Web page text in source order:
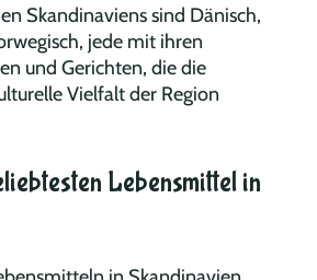
Skandinaviens sind Dänisch,
jede mit ihren
und Gerichten, die die
Vielfalt der Region
Lebensmittel in